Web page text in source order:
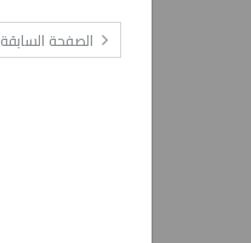
الصفحة السابقة